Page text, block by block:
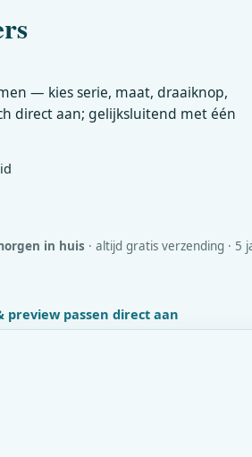
— kies serie, maat, draaiknop,
direct aan; gelijksluitend met één
in huis · altijd gratis verzending · 5
passen direct aan